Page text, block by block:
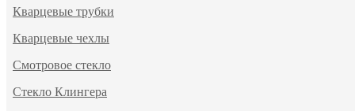
Кварцевые трубки
Кварцевые чехлы
Смотровое стекло
Стекло Клингера